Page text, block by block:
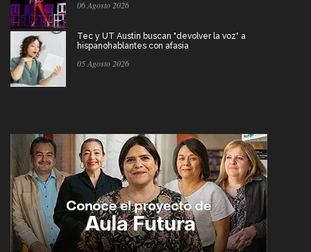
06 Agosto 2026
Tec y UT Austin buscan "devolver la voz" a
hispanohablantes con afasia
05 Agosto 2026